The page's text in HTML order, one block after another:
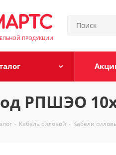
ПРОДУКЦИИ
РПШЭО
- Кабель силовой - Кабели